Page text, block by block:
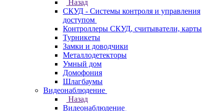
Назад
СКУД - Системы контроля и управления
доступом
Контроллеры СКУД, считыватели, карты
Турникеты
Замки и доводчики
Металлодетекторы
Умный дом
Домофония
Шлагбаумы
Видеонаблюдение
Назад
Видеонаблюдение